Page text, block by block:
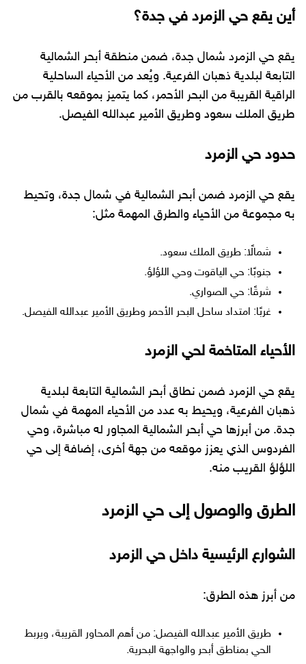
أين يقع حي الزمرد في جدة؟
يقع حي الزمرد شمال جدة، ضمن منطقة أبحر الشمالية
التابعة لبلدية ذهبان الفرعية. ويُعد من الأحياء الساحلية
الراقية القريبة من البحر الأحمر، كما يتميز بموقعه بالقرب من
طريق الملك سعود وطريق الأمير عبدالله الفيصل.
حدود حي الزمرد
يقع حي الزمرد ضمن أبحر الشمالية في شمال جدة، وتحيط
به مجموعة من الأحياء والطرق المهمة مثل:
شمالًا: طريق الملك سعود.
جنوبًا: حي الياقوت وحي اللؤلؤ.
شرقًا: حي الصواري.
غربًا: امتداد ساحل البحر الأحمر وطريق الأمير عبدالله الفيصل.
الأحياء المتاخمة لحي الزمرد
يقع حي الزمرد ضمن نطاق أبحر الشمالية التابعة لبلدية
ذهبان الفرعية، ويحيط به عدد من الأحياء المهمة في شمال
جدة. من أبرزها حي أبحر الشمالية المجاور له مباشرة، وحي
الفردوس الذي يعزز موقعه من جهة أخرى، إضافة إلى حي
اللؤلؤ القريب منه.
الطرق والوصول إلى حي الزمرد
الشوارع الرئيسية داخل حي الزمرد
من أبرز هذه الطرق:
طريق الأمير عبدالله الفيصل: من أهم المحاور القريبة، ويربط
الحي بمناطق أبحر والواجهة البحرية.